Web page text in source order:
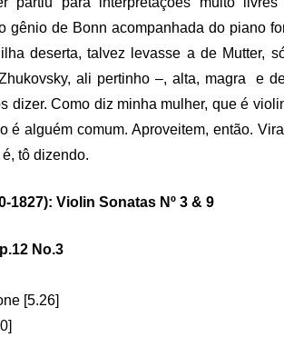
gênio de Bonn acompanhada do piano
deserta, talvez levasse a de Mutter,
ali pertinho –, alta, magra e
dizer. Como diz minha mulher, que é
é alguém comum. Aproveitem, então.
tô dizendo.
1827): Violin Sonatas Nº 3 & 9
No.3
[5.26]